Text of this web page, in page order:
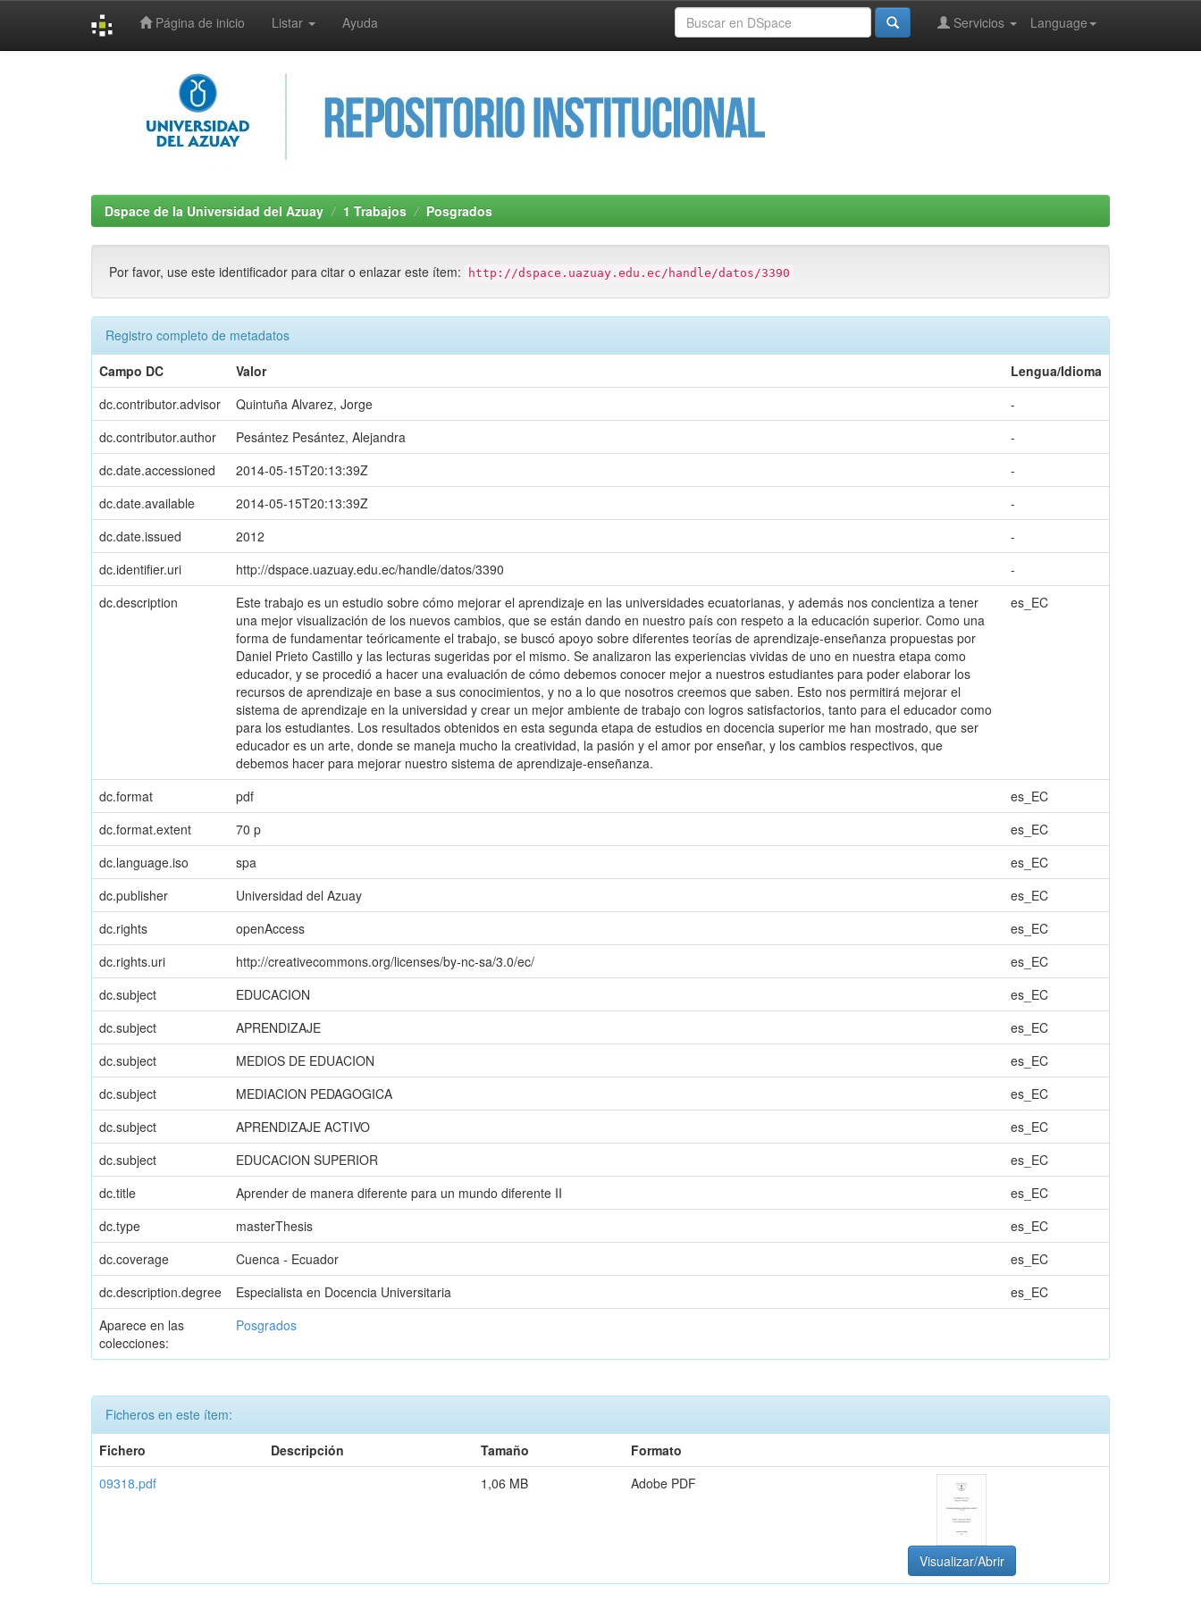
Página de inicio Listar Ayuda Language
Servicios
Dspace de la Universidad del Azuay 1 Trabajos Posgrados
Por favor, use este identificador para citar o enlazar este ítem: http://dspace.uazuay.edu.ec/handle/datos/3390
Registro completo de metadatos
Campo DC
Valor
Lengua/Idioma
dc.contributor.advisor
Quintuña Alvarez, Jorge
-
dc.contributor.author
Pesántez Pesántez, Alejandra
-
dc.date.accessioned
2014-05-15T20:13:39Z
-
dc.date.available
2014-05-15T20:13:39Z
-
dc.date.issued
2012
-
dc.identifier.uri
http://dspace.uazuay.edu.ec/handle/datos/3390
-
dc.description
Este trabajo es un estudio sobre cómo mejorar el aprendizaje en las universidades ecuatorianas, y además nos concientiza a tener
una mejor visualización de los nuevos cambios, que se están dando en nuestro país con respeto a la educación superior. Como una
forma de fundamentar teóricamente el trabajo, se buscó apoyo sobre diferentes teorías de aprendizaje-enseñanza propuestas por
Daniel Prieto Castillo y las lecturas sugeridas por el mismo. Se analizaron las experiencias vividas de uno en nuestra etapa como
educador, y se procedió a hacer una evaluación de cómo debemos conocer mejor a nuestros estudiantes para poder elaborar los
recursos de aprendizaje en base a sus conocimientos, y no a lo que nosotros creemos que saben. Esto nos permitirá mejorar el
sistema de aprendizaje en la universidad y crear un mejor ambiente de trabajo con logros satisfactorios, tanto para el educador como
para los estudiantes. Los resultados obtenidos en esta segunda etapa de estudios en docencia superior me han mostrado, que ser
educador es un arte, donde se maneja mucho la creatividad, la pasión y el amor por enseñar, y los cambios respectivos, que
debemos hacer para mejorar nuestro sistema de aprendizaje-enseñanza.
es_EC
dc.format pdf
es_EC
dc.format.extent
70 p
es_EC
dc.language.iso
spa
es_EC
dc.publisher
Universidad del Azuay
es_EC
dc.rights
openAccess
es_EC
dc.rights.uri
http://creativecommons.org/licenses/by-nc-sa/3.0/ec/
es_EC
dc.subject
EDUCACION
es_EC
dc.subject
APRENDIZAJE
es_EC
dc.subject
MEDIOS DE EDUACION
es_EC
dc.subject
MEDIACION PEDAGOGICA
es_EC
dc.subject
APRENDIZAJE ACTIVO
es_EC
dc.subject
EDUCACION SUPERIOR
es_EC
dc.title
Aprender de manera diferente para un mundo diferente II
es_EC
dc.type
masterThesis
es_EC
dc.coverage
Cuenca - Ecuador
es_EC
dc.description.degree
Especialista en Docencia Universitaria
es_EC
Aparece en las
colecciones:
Posgrados
Ficheros en este ítem:
Fichero
Descripción Tamaño
Formato
09318.pdf
1,06 MB Adobe PDF
Visualizar/Abrir